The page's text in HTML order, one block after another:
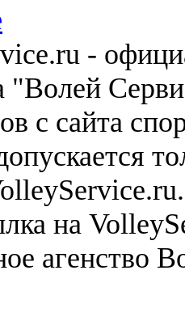
-
"Волей
с сайта
на
агенство